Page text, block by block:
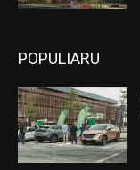
POPULIARU